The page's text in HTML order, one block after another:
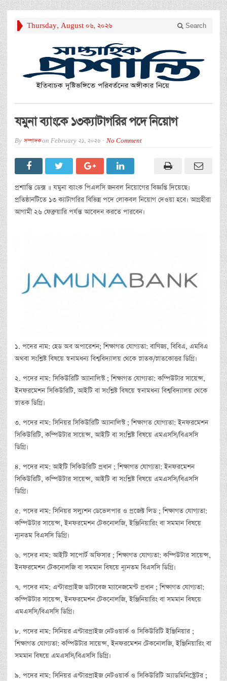
Thursday, August 06, 2026 Search
যমুনা ব্যাংকে ১৩ক্যাটাগরির পদে নিয়োগ
By সম্পাদকon February 21, 2026 No Comment
প্রশাান্তি ডেক্স ॥ যমুনা ব্যাংক পিএলসি জনবল নিয়োগের বিজ্ঞপ্তি দিয়েছে।
প্রতিষ্ঠানটিতে ১৩ ক্যাটাগরির বিভিন্ন পদে লোকবল নিয়োগ দেওয়া হবে। আগ্রহীরা
আগামী ২৬ ফেব্রুয়ারি পর্যন্ত আবেদন করতে পারবেন।
১. পদের নাম: হেড অব অপারেশন; শিক্ষাগত যোগ্যতা: বাণিজ্য, বিবিএ, এমবিএ
অথবা সংশ্লিষ্ট বিষয়ে স্বনামধন্য বিশ্ববিদ্যালয় থেকে স্নাতক/স্নাতকোত্তর ডিগ্রি।
২. পদের নাম: সিকিউরিটি অ্যানালিস্ট ; শিক্ষাগত যোগ্যতা: কম্পিউটার সায়েন্স,
ইনফরমেশন সিকিউরিটি, আইটি বা সংশ্লিষ্ট বিষয়ে স্বনামধন্য বিশ্ববিদ্যালয় থেকে
স্নাতক ডিগ্রি।
৩. পদের নাম: সিনিয়র সিকিউরিটি অ্যানালিস্ট ; শিক্ষাগত যোগ্যতা: ইনফরমেশন
সিকিউরিটি, কম্পিউটার সায়েন্স, আইটি বা সংশ্লিষ্ট বিষয়ে এমএসসি/বিএসসি
ডিগ্রি।
৪. পদের নাম: আইটি সিকিউরিটি প্রধান ; শিক্ষাগত যোগ্যতা: ইনফরমেশন
সিকিউরিটি, কম্পিউটার সায়েন্স, আইটি বা সংশ্লিষ্ট বিষয়ে এমএসসি/বিএসসি
ডিগ্রি।
৫. পদের নাম: সিনিয়র সল্যুশন ডেভেলপার ও প্রজেক্ট লিড ; শিক্ষাগত যোগ্যতা:
কম্পিউটার সায়েন্স, ইনফরমেশন টেকনোলজি, ইঞ্জিনিয়ারিং বা সমমান বিষয়ে
ন্যূনতম বিএসসি ডিগ্রি।
৬. পদের নাম: আইটি সাপোর্ট অফিসার ; শিক্ষাগত যোগ্যতা: কম্পিউটার সায়েন্স,
ইনফরমেশন টেকনোলজি বা সমমান বিষয়ে ন্যূনতম বিএসসি ডিগ্রি।
৭. পদের নাম: এন্টারপ্রাইজ ডাটাবেজ ম্যানেজমেন্ট প্রধান ; শিক্ষাগত যোগ্যতা:
কম্পিউটার সায়েন্স, ইনফরমেশন টেকনোলজি, ইঞ্জিনিয়ারিং বা সমমান বিষয়ে
এমএসসি/বিএসসি ডিগ্রি।
৮. পদের নাম: সিনিয়র এন্টারপ্রাইজ নেটওয়ার্ক ও সিকিউরিটি ইঞ্জিনিয়ার ;
শিক্ষাগত যোগ্যতা: কম্পিউটার সায়েন্স, ইনফরমেশন টেকনোলজি, ইঞ্জিনিয়ারিং বা
সমমান বিষয়ে এমএসসি/বিএসসি ডিগ্রি।
৯. পদের নাম: সিনিয়র এন্টারপ্রাইজ নেটওয়ার্ক ও সিকিউরিটি অ্যাডমিনিস্ট্রেটর ;